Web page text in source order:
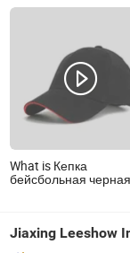
What is Кепка
бейсбольная
возможностью
Jiaxing Leeshow